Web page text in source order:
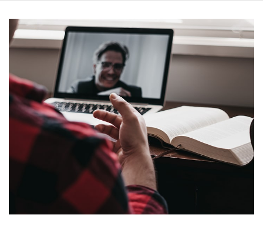
r
d
e
c
o